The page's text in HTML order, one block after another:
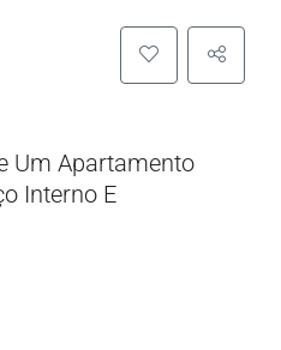
Um Apartamento
Interno E